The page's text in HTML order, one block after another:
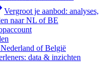
Vergroot je aanbod: analyses,
naar NL of BE
of België
data & inzichten